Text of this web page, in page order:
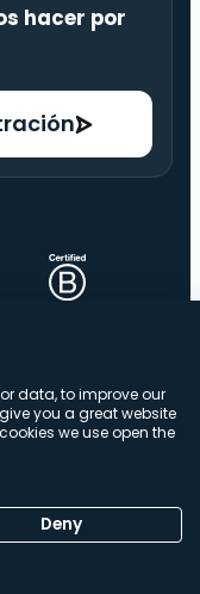
hacer por
cookies|
data, to improve our
you a great website
we use open the
Deny